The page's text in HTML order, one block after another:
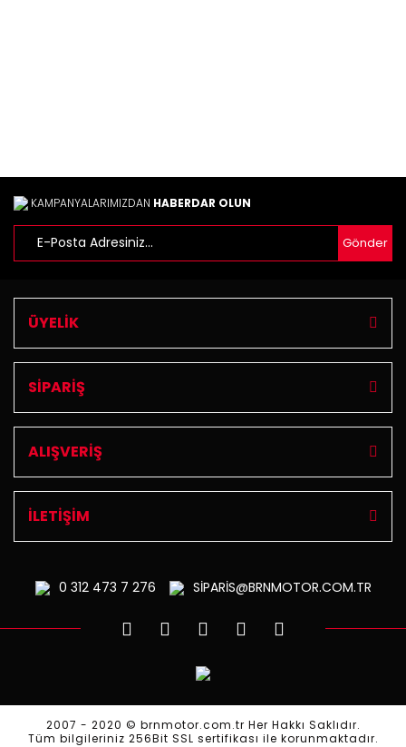
KAMPANYALARIMIZDAN HABERDAR OLUN
Gönder
ÜYELİK
SİPARİŞ
ALIŞVERİŞ
İLETİŞİM
0 312473 7 276 SİPARİS@BRNMOTOR.COM.TR
2007 - 2020 © brnmotor.com.tr Her Hakkı Saklıdır.
Tüm bilgileriniz 256Bit SSL sertifikası ile korunmaktadır.